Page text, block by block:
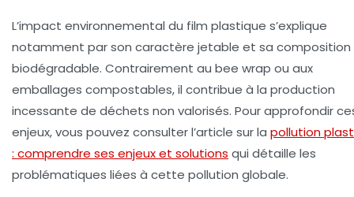
L’impact environnemental du film plastique s’explique
notamment par son caractère jetable et sa composition
biodégradable. Contrairement au bee wrap ou aux
emballages compostables, il contribue à la production
incessante de déchets non valorisés. Pour approfondir
enjeux, vous pouvez consulter l’article sur la pollution
: comprendre ses enjeux et solutions qui détaille les
problématiques liées à cette pollution globale.